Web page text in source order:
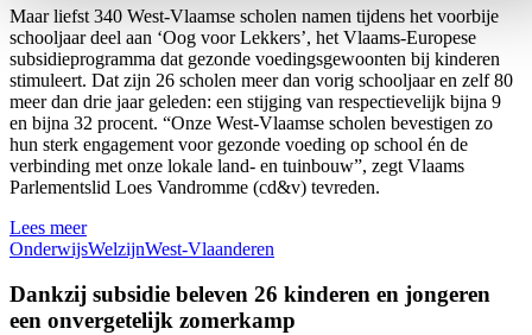
Maar liefst 340 West-Vlaamse scholen namen tijdens het voorbije
schooljaar deel aan ‘Oog voor Lekkers’, het Vlaams-Europese
subsidieprogramma dat gezonde voedingsgewoonten bij kinderen
stimuleert. Dat zijn 26 scholen meer dan vorig schooljaar en zelf 80
meer dan drie jaar geleden: een stijging van respectievelijk bijna 9
en bijna 32 procent. “Onze West-Vlaamse scholen bevestigen zo
hun sterk engagement voor gezonde voeding op school én de
verbinding met onze lokale land- en tuinbouw”, zegt Vlaams
Parlementslid Loes Vandromme (cd&v) tevreden.
Lees meer
OnderwijsWelzijnWest-Vlaanderen
Dankzij subsidie beleven 26 kinderen en jongeren
een onvergetelijk zomerkamp